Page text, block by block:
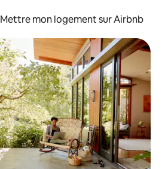
Mettre mon logement sur Airbnb